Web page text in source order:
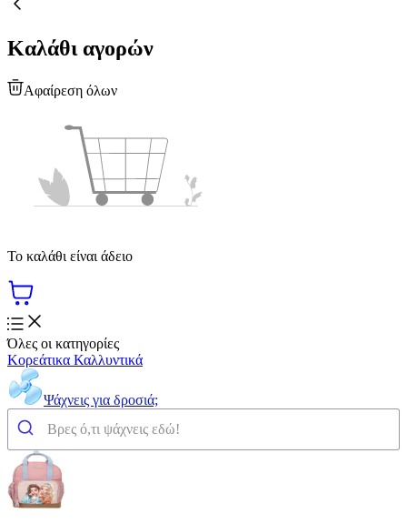
Καλάθι αγορών
Αφαίρεση όλων
Το καλάθι είναι άδειο
Όλες οι κατηγορίες
Κορεάτικα Καλλυντικά
Ψάχνεις για δροσιά;